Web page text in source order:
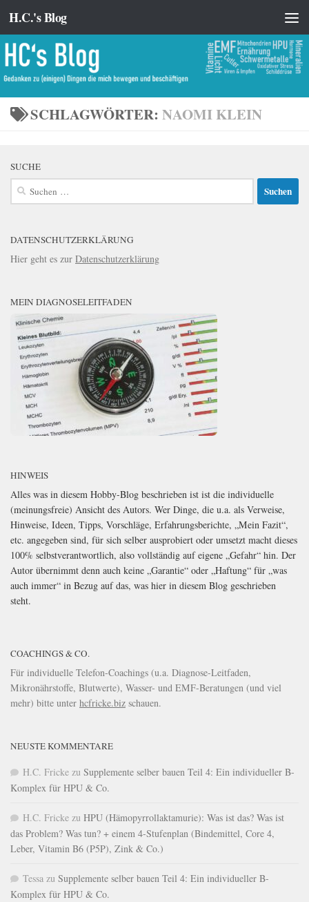
Zum Inhalt springen
H.C.'s Blog
SCHLAGWÖRTER: NAOMI KLEIN
SUCHE
Suchen
nach:
DATENSCHUTZERKLÄRUNG
Hier geht es zur Datenschutzerklärung
MEIN DIAGNOSELEITFADEN
HINWEIS
Alles was in diesem Hobby-Blog beschrieben ist ist die individuelle
(meinungsfreie) Ansicht des Autors. Wer Dinge, die u.a. als Verweise,
Hinweise, Ideen, Tipps, Vorschläge, Erfahrungsberichte, „Mein Fazit“,
etc. angegeben sind, für sich selber ausprobiert oder umsetzt macht dieses
100% selbstverantwortlich, also vollständig auf eigene „Gefahr“ hin. Der
Autor übernimmt denn auch keine „Garantie“ oder „Haftung“ für „was
auch immer“ in Bezug auf das, was hier in diesem Blog geschrieben
steht.
COACHINGS & CO.
Für individuelle Telefon-Coachings (u.a. Diagnose-Leitfaden,
Mikronährstoffe, Blutwerte), Wasser- und EMF-Beratungen (und viel
mehr) bitte unter hcfricke.biz schauen.
NEUSTE KOMMENTARE
H.C. Fricke zu Supplemente selber bauen Teil 4: Ein individueller B-
Komplex für HPU & Co.
H.C. Fricke zu HPU (Hämopyrrollaktamurie): Was ist das? Was ist
das Problem? Was tun? + einem 4-Stufenplan (Bindemittel, Core 4,
Leber, Vitamin B6 (P5P), Zink & Co.)
Tessa zu Supplemente selber bauen Teil 4: Ein individueller B-
Komplex für HPU & Co.